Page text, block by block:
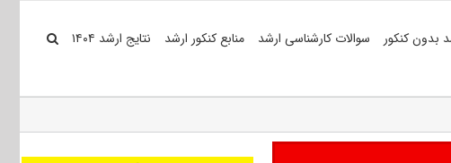
بدون کنکور سوالات کارشناسی ارشد منابع کنکور ارشد نتایج ارشد ۱۴۰۴